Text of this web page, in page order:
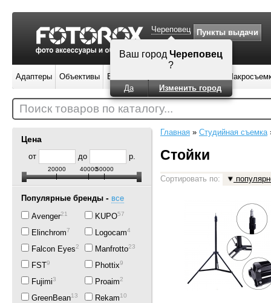
Цена
от до р.
20000 4000050000
Популярные бренды - все
Avenger21
Elinchrom7
Falcon Eyes24
FST9
Fujimi3
GreenBean13
KUPO57
Logocam4
Manfrotto23
Phottix9
Proaim2
Rekam10
Главная » Студийная съемка
Стойки
Сортировать по:
Череповец
Ваш город Череповец
?
Да Изменить город
Пункты выдачи
Адаптеры Объективы Вспышки
Поиск товаров по каталогу...